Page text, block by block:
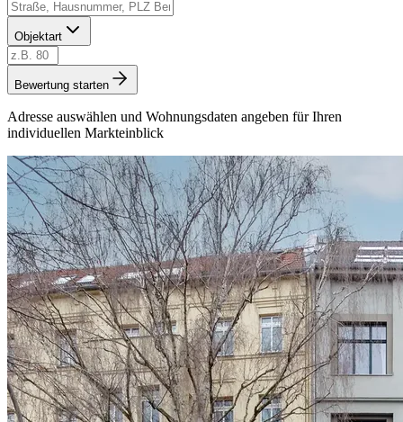
Objektart
Bewertung starten
Adresse auswählen und Wohnungsdaten angeben für Ihren
individuellen Markteinblick